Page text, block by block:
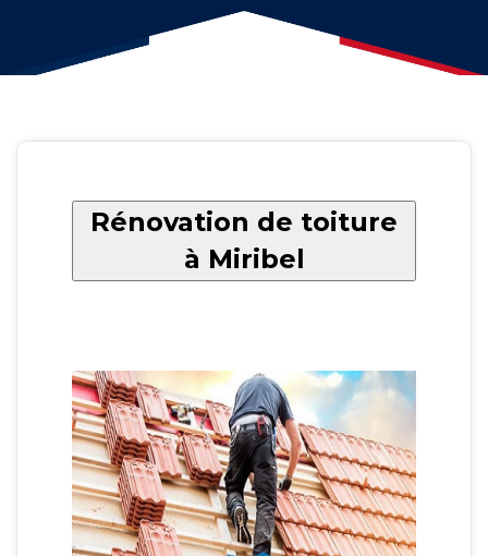
Rénovation de toiture
à Miribel